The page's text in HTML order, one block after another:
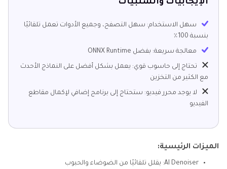
الإيجابيات والسلبيات
سهل الاستخدام: سهل التصفح، وجميع الأدوات تعمل تلقائيًا
بنسبة 100٪
معالجة سريعة: بفضل ONNX Runtime
تحتاج إلى حاسوب قوي: يعمل بشكل أفضل على النماذج الأحدث
مع الكثير من التخزين
لا يوجد محرر فيديو: ستحتاج إلى برنامج إضافي لإكمال مقاطع
الفيديو
الميزات الرئيسية:
AI Denoiser: يقلل تلقائيًا من الضوضاء والحبوب